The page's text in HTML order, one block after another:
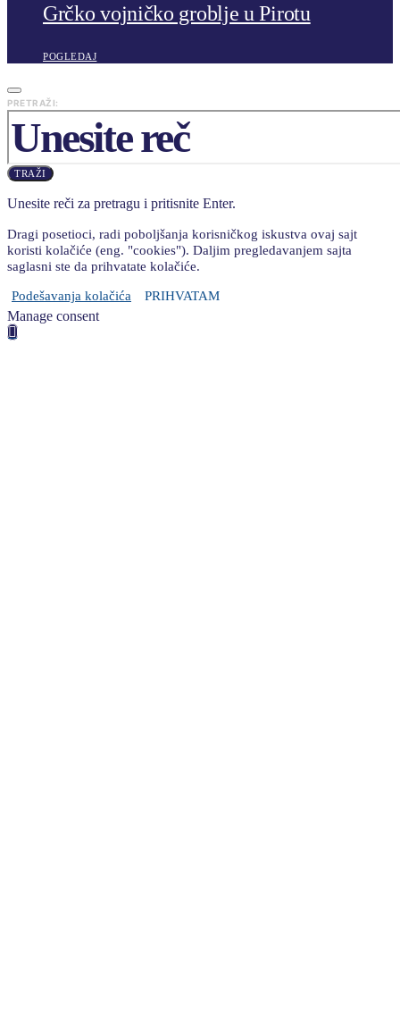
Grčko vojničko groblje u Pirotu
POGLEDAJ
PRETRAŽI:
TRAŽI
Unesite reči za pretragu i pritisnite Enter.
Dragi posetioci, radi poboljšanja korisničkog iskustva ovaj sajt
koristi kolačiće (eng. "cookies"). Daljim pregledavanjem sajta
saglasni ste da prihvatate kolačiće.
Podešavanja kolačića PRIHVATAM
Manage consent